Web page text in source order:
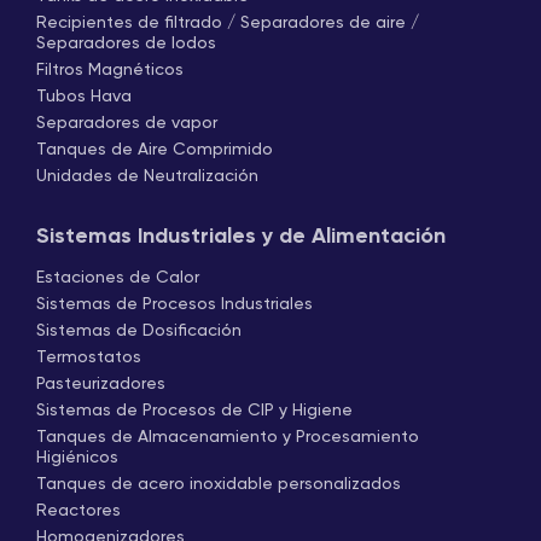
Recipientes de filtrado / Separadores de aire /
Separadores de lodos
Filtros Magnéticos
Tubos Hava
Separadores de vapor
Tanques de Aire Comprimido
Unidades de Neutralización
Sistemas Industriales y de Alimentación
Estaciones de Calor
Sistemas de Procesos Industriales
Sistemas de Dosificación
Termostatos
Pasteurizadores
Sistemas de Procesos de CIP y Higiene
Tanques de Almacenamiento y Procesamiento
Higiénicos
Tanques de acero inoxidable personalizados
Reactores
Homogenizadores